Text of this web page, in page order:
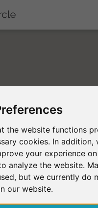
the website functions
cookies. In addition,
your experience
analyze the website.
but we currently do
our website.
Explorar la
FAQ
Regístrate gratis
Iniciar sesión